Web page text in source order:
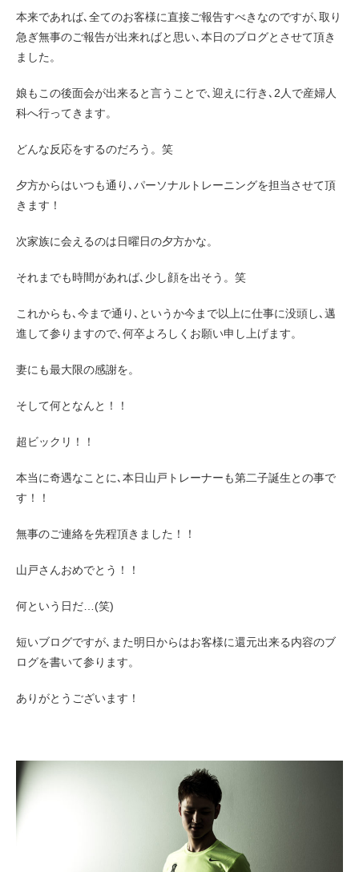
本来であれば､全てのお客様に直接ご報告すべきなのですが､取り
急ぎ無事のご報告が出来ればと思い､本日のブログとさせて頂き
ました。
娘もこの後面会が出来ると言うことで､迎えに行き､2人で産婦人
科へ行ってきます。
どんな反応をするのだろう。笑
夕方からはいつも通り､パーソナルトレーニングを担当させて頂
きます！
次家族に会えるのは日曜日の夕方かな。
それまでも時間があれば､少し顔を出そう。笑
これからも､今まで通り､というか今まで以上に仕事に没頭し､邁
進して参りますので､何卒よろしくお願い申し上げます。
妻にも最大限の感謝を。
そして何となんと！！
超ビックリ！！
本当に奇遇なことに､本日山戸トレーナーも第二子誕生との事で
す！！
無事のご連絡を先程頂きました！！
山戸さんおめでとう！！
何という日だ…(笑)
短いブログですが､また明日からはお客様に還元出来る内容のブ
ログを書いて参ります。
ありがとうございます！